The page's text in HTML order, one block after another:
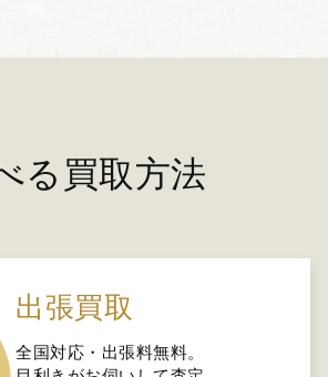
る買取方法
出張買取
全国対応・出張料無料。